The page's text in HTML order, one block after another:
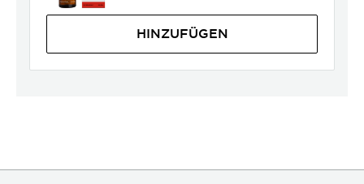
HINZUFÜGEN